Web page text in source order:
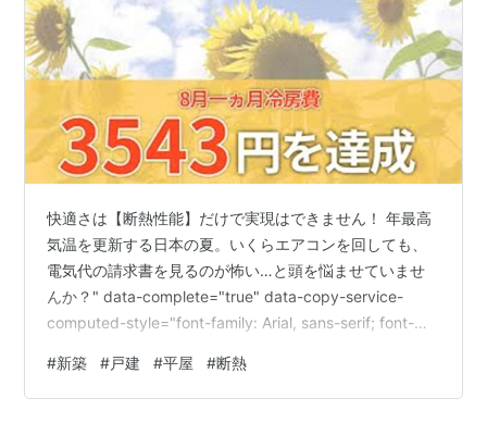
快適さは【断熱性能】だけで実現はできません！ 年最高
気温を更新する日本の夏。いくらエアコンを回しても、
電気代の請求書を見るのが怖い…と頭を悩ませていませ
んか？" data-complete="true" data-copy-service-
computed-style="font-family: Arial, sans-serif; font-
decoration: none; border-bottom: 0px rgb(10, 10, 10);"
/>そこで今注目されているのが、特許取得の最新工…
#新築 #戸建 #平屋 #断熱